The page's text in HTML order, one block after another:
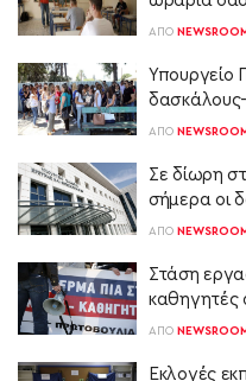
ΑΠΌ
Υπουργείο
ΑΠΌ
Σε δίωρη
σήμερα οι
ΑΠΌ
Στάση
καθηγητές
ΑΠΌ
Εκλογές